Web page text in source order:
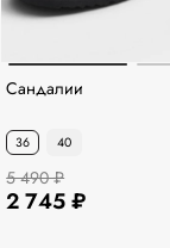
Сандалии
36 40
5 490 ₽
2 745 ₽